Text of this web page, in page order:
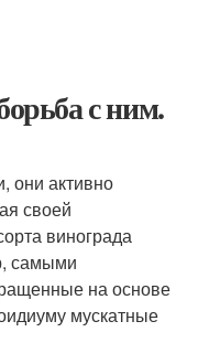
с ним.
они активно
своей
винограда
самыми
на основе
мускатные